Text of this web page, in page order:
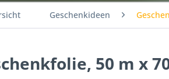
Geschenkideen
50 m x